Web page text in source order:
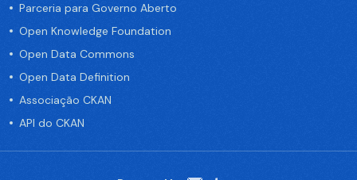
Parceria para Governo Aberto
Open Knowledge Foundation
Open Data Commons
Open Data Definition
Associação CKAN
API do CKAN